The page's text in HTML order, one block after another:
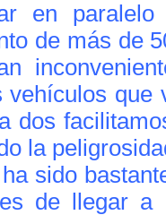
en
de más de
vehículos que
dos
la
sido
de llegar a